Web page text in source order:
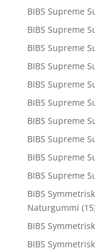
BIBS Supreme
BIBS Supreme
BIBS Supreme
BIBS Supreme
BIBS Supreme
BIBS Supreme
BIBS Supreme
BIBS Supreme
BIBS Supreme
BIBS Supreme
BIBS
Naturgummi
BIBS
BIBS